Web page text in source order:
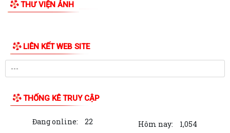
Xã Tuệ Tĩnh tổ chức Hội thảo khoa học cuốn “Lịch sử Đảng bộ và Nhân
Kế hoạch 254 triển khai thực hiện Nghị định số 142/2026/NĐ-CP của
Chính phủ quy định chi tiết một...
quan trọng về phát triển kinh tế -...
Xã Tuệ Tĩnh triển khai rà soát, đánh giá thành viên hộ nghèo, hộ cận